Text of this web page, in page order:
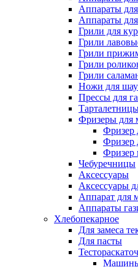
Аппараты
Аппараты
Грили для кур
Грили
Грили
Грили
Грили
Ножи для
Прессы для
Фризеры для
Фризер
Фризер
Фризер
Чебуречницы
Аксессуары
Аксессуары
Аппарат для
Аппараты
Хлебопекарное
Для замеса
Для пасты
Машины